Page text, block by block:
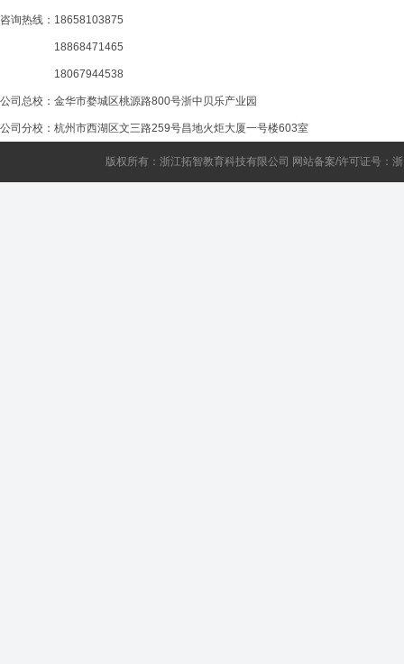
咨询热线：18658103875
18868471465
18067944538
公司总校：金华市婺城区桃源路800号浙中贝乐产业园
公司分校：杭州市西湖区文三路259号昌地火炬大厦一号楼603室
版权所有：浙江拓智教育科技有限公司 网站备案/许可证号：